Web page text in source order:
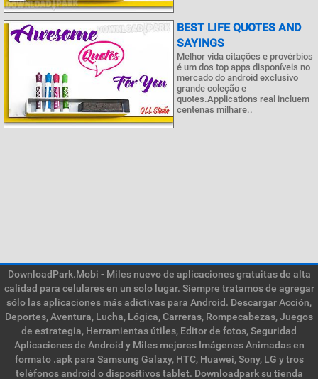
BEST LIFE QUOTES AND
SAYINGS
Melhor vida citações e provérbios
é um dos top apps disponíveis no
mercado do android exclusivo
grande coleção e
quotes.Applications real incluem
centenas milhare..
DownloadPark.Mobi - Miles nuevo de aplicaciones gratuitas de alta
calidad para celulares en un solo lugar. Siempre tratamos de agregar
sólo las aplicaciones más adictivas para Android. Descargar Acción,
Deportes, Aventura, Lucha, Lógica, Carreras, Rompecabezas, Juegos
de estrategia, Herramientas útiles, Editor de fotos, Seguridad
Aplicaciones de Android y Miles mejores Imágenes Animadas en
formato .apk para Samsung Galaxy, HTC, Huawei, Sony, LG y tros
teléfonos android o dispositivos tablet. Downloadpark su tienda